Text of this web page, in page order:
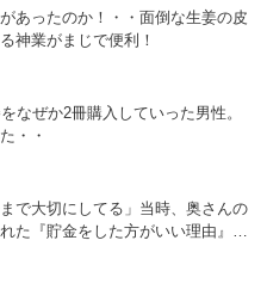
あったのか！・・面倒な生姜の皮
神業がまじで便利！
なぜか2冊購入していった男性。
・・
まで大切にしてる」当時、奥さんの
た『貯金をした方がいい理由』が